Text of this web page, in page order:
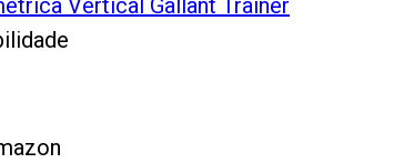
Vertical Gallant Trainer